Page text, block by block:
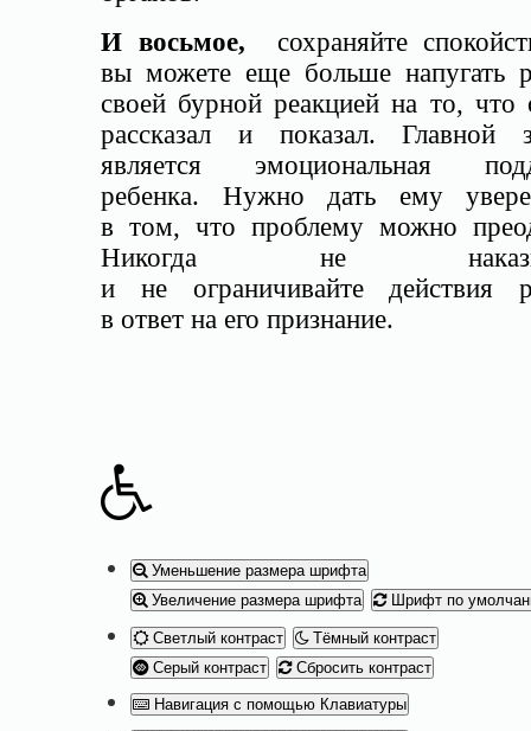
И восьмое,
сохраняйте
вы можете еще больше напугать
своей бурной реакцией на то, что
рассказал и показал. Главной
является эмоциональная
ребенка. Нужно дать ему
в том, что проблему можно
Никогда не
и не ограничивайте действия
в ответ на его признание.
Уменьшение размера шрифта
Увеличение размера шрифта
Шрифт по
Светлый контраст
Тёмный контраст
Серый контраст
Сбросить контраст
Навигация с помощью Клавиатуры